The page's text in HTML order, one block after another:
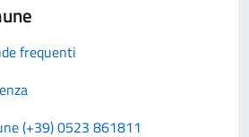
frequenti
(+39) 0523 861811